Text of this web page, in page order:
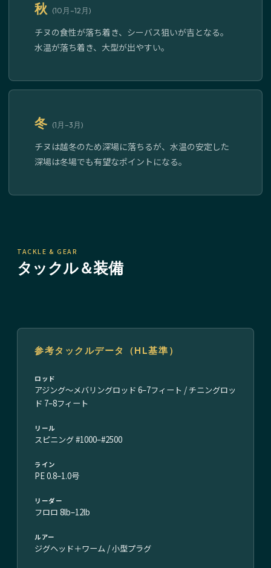
秋 (10月–12月)
チヌの食性が落ち着き、シーバス狙いが吉となる。
水温が落ち着き、大型が出やすい。
冬 (1月–3月)
チヌは越冬のため深場に落ちるが、水温の安定した
深場は冬場でも有望なポイントになる。
TACKLE & GEAR
タックル＆装備
参考タックルデータ（HL基準）
ロッド
アジング〜メバリングロッド 6–7フィート / チニングロッ
ド 7–8フィート
リール
スピニング #1000–#2500
ライン
PE 0.8–1.0号
リーダー
フロロ 8lb–12lb
ルアー
ジグヘッド＋ワーム / 小型プラグ